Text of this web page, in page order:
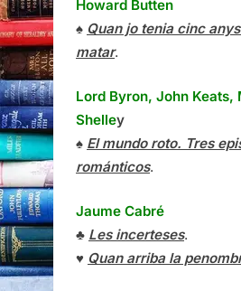
Howard Butten
♠ Quan jo tenia cinc
matar.
Lord Byron, John Keats,
Shelley
♠ El mundo roto. Tres
románticos.
Jaume Cabré
♣ Les incerteses.
♥ Quan arriba la